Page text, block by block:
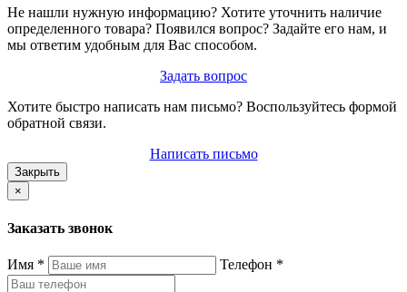
Не нашли нужную информацию? Хотите уточнить наличие
определенного товара? Появился вопрос? Задайте его нам, и
мы ответим удобным для Вас способом.
Задать вопрос
Хотите быстро написать нам письмо? Воспользуйтесь формой
обратной связи.
Написать письмо
Закрыть
×
Заказать звонок
Имя * Телефон *